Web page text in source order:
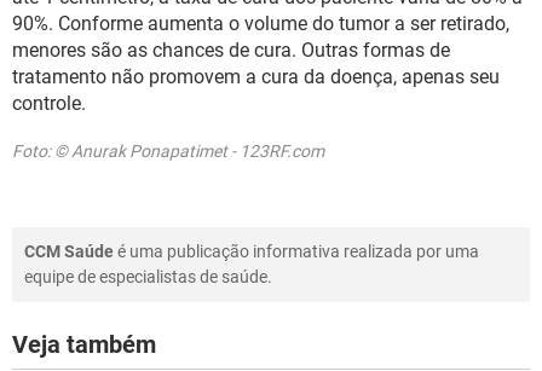
90%. Conforme aumenta o volume do tumor a ser retirado,
menores são as chances de cura. Outras formas de
tratamento não promovem a cura da doença, apenas seu
controle.
Foto: © Anurak Ponapatimet - 123RF.com
CCM Saúdeé uma publicação informativa realizada por uma
equipe de especialistas de saúde.
Veja também